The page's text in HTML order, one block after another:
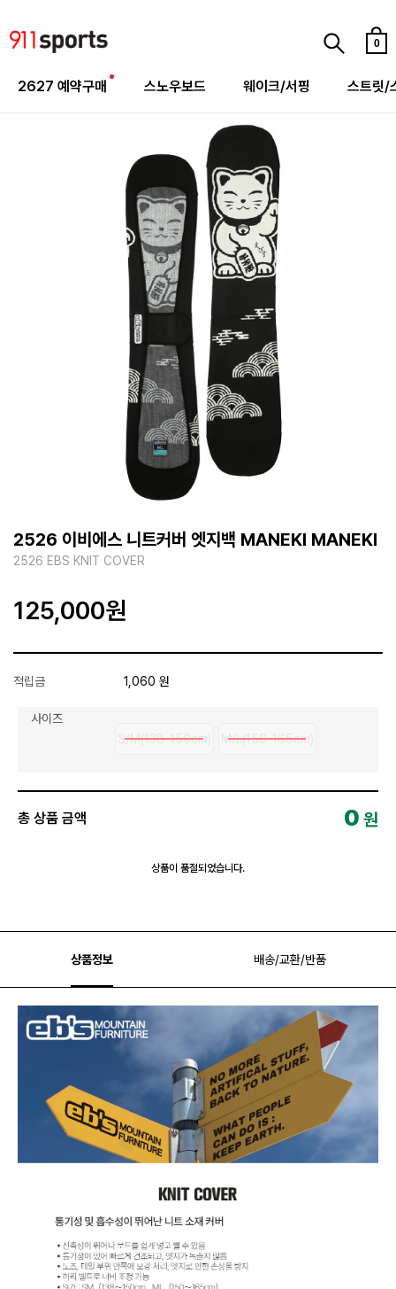
0
2627 예약구매 스노우보드 웨이크/서핑 스트릿/
2526 이비에스 니트커버 엣지백 MANEKI MANEKI
2526 EBS KNIT COVER
125,000원
적립금 1,060 원
사이즈
S/M(138-150cm)
M/L(150-165cm)
총 상품 금액 0 원
상품이 품절되었습니다.
상품정보 배송/교환/반품